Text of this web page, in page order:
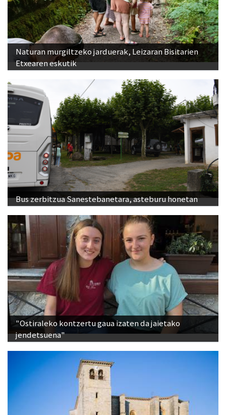
Naturan murgiltzeko jarduerak, Leizaran Bisitarien
Etxearen eskutik
Bus zerbitzua Sanestebanetara, asteburu honetan
"Ostiraleko kontzertu gaua izaten da jaietako
jendetsuena"